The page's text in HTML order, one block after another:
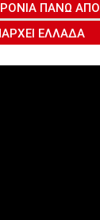
ΠΆΝΩ ΑΠΌ
ΕΛΛΆΔΑ